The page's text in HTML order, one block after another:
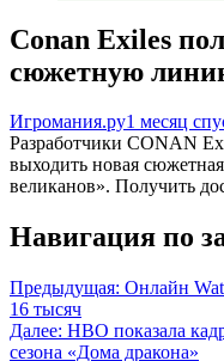
Conan Exiles
сюжетную
Игромания.ру1 месяц
Разработчики CONAN
выходить новая
великанов». Получить
Навигация по
Предыдущая: Онлайн
16 тысяч
Далее: HBO показала
сезона «Дома дракона»